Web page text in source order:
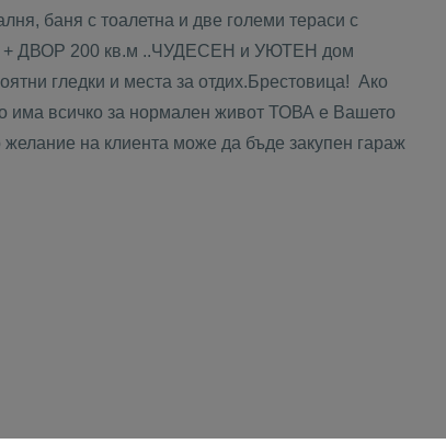
баня с тоалетна и две големи тераси с
+ ДВОР 200 кв.м ..ЧУДЕСЕН и УЮТЕН дом
гледки и места за отдих.Брестовица! Ако
всичко за нормален живот ТОВА е Вашето
на клиента може да бъде закупен гараж